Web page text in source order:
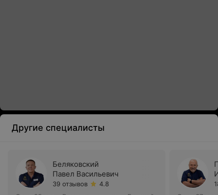
Другие специалисты
Беляковский
Павел Васильевич
39 отзывов
4.8